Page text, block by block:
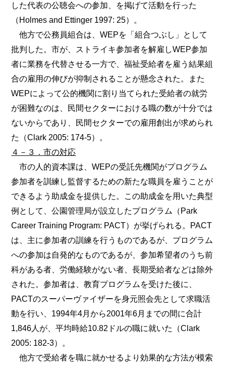
した代表の公聴会への参加、を掲げて活動を行った
（Holmes and Ettinger 1997: 25）。
他方で公務員組合は、WEPを「組合つぶし」として
批判した。市が、ストライキ参加者を解雇しWEP参加
者に業務を代替させる一方で、福祉受給者を雇う結果組
合の雇用の伸びが抑制されることが懸念された。また
WEPによって公的機関に割り当てられた受給者の就労
が困難なのは、民間セクターにおける職の数が十分では
ないからであり、民間セクターでの雇用創出が求められ
た（Clark 2005: 174-5）。
４－３．市の対応
市の人的資本課は、WEPの受託先機関がプログラム
参加者を訓練し監督するための新たな職員を雇うことが
できるよう助成金を提供した。この助成金を用いた典型
例として、公園管理局が設立したプログラム（Park
Career Training Program: PACT）が挙げられる。PACT
は、主に参加者の訓練を行うものであるが、プログラム
への参加は自発的なものであるが、参加希望者のうち前
科がある者、労働経験がない者、長期受給者などは除外
された。参加者は、教育プログラムを受けた後に、
PACTのスーパーヴァイザーを身元照会先として求職活
動を行い、1994年4月から2001年6月までの間に合計
1,846人が、平均時給10.82ドルの職に就いた（Clark
2005: 182-3）。
他方で受給者を職に就かせるより効果的な方法が模索